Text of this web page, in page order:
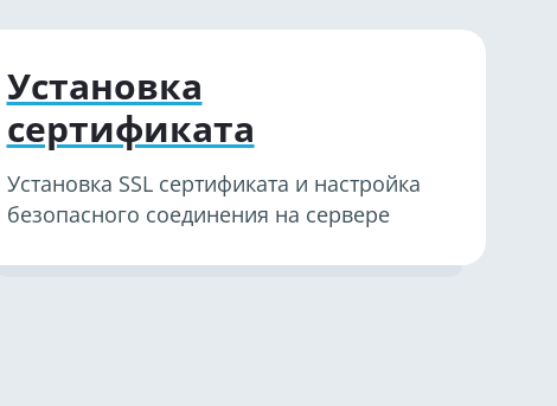
Установка
сертификата
Установка SSL сертификата и настройка
безопасного соединения на сервере